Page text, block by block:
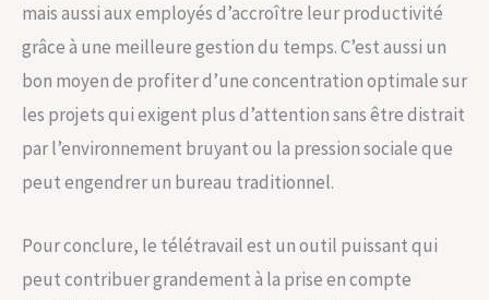
mais aussi aux employés d’accroître leur productivité
grâce à une meilleure gestion du temps. C’est aussi un
bon moyen de profiter d’une concentration optimale sur
les projets qui exigent plus d’attention sans être distrait
par l’environnement bruyant ou la pression sociale que
peut engendrer un bureau traditionnel.
Pour conclure, le télétravail est un outil puissant qui
peut contribuer grandement à la prise en compte